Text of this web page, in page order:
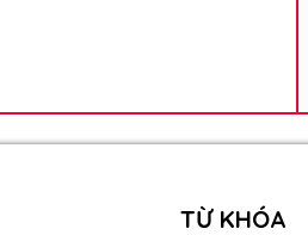
TỪ KHÓA